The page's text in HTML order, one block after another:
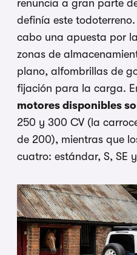
renuncia a gran parte
definía este
cabo una apuesta por
zonas de
plano, alfombrillas de
fijación para la carga.
motores disponibles
250 y 300 CV (la
de 200), mientras que
cuatro: estándar, S, SE y